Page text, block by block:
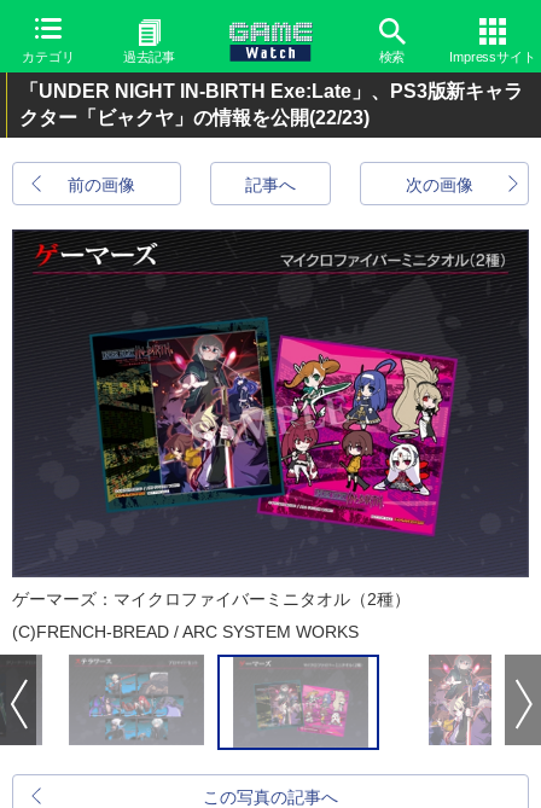
カテゴリ 過去記事 検索 Impressサイト
「UNDER NIGHT IN-BIRTH Exe:Late」、PS3版新キャラ
クター「ビャクヤ」の情報を公開(22/23)
前の画像 次の画像
記事へ
ゲーマーズ：マイクロファイバーミニタオル（2種）
(C)FRENCH-BREAD / ARC SYSTEM WORKS
この写真の記事へ